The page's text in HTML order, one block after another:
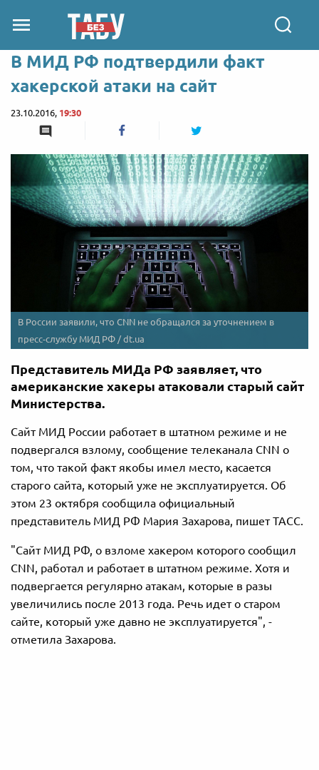
В МИД РФ подтвердили факт
хакерской атаки на сайт
23.10.2016, 19:30
В России заявили, что CNN не обращался за уточнением в
пресс-службу МИД РФ / dt.ua
Представитель МИДа РФ заявляет, что
американские хакеры атаковали старый сайт
Министерства.
Сайт МИД России работает в штатном режиме и не
подвергался взлому, сообщение телеканала CNN о
том, что такой факт якобы имел место, касается
старого сайта, который уже не эксплуатируется. Об
этом 23 октября сообщила официальный
представитель МИД РФ Мария Захарова, пишет ТАСС.
"Сайт МИД РФ, о взломе хакером которого сообщил
CNN, работал и работает в штатном режиме. Хотя и
подвергается регулярно атакам, которые в разы
увеличились после 2013 года. Речь идет о старом
сайте, который уже давно не эксплуатируется", -
отметила Захарова.